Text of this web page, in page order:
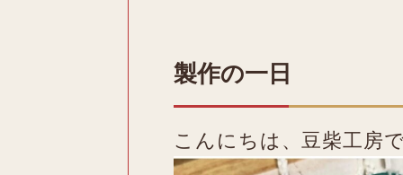
製作の一日
こんにちは、豆柴工房